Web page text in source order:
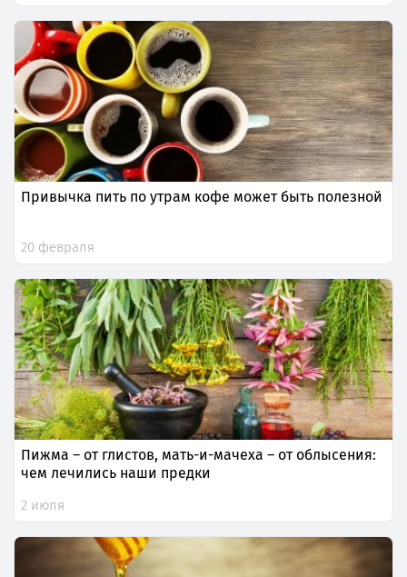
Привычка пить по утрам кофе может быть полезной
20 февраля
Пижма – от глистов, мать-и-мачеха – от облысения:
чем лечились наши предки
2 июля